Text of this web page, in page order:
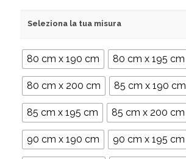
Seleziona la tua misura
80 cm x 190 cm 80 cm x 195 cm
80 cm x 200 cm 85 cm x 190 cm
85 cm x 195 cm 85 cm x 200 cm
90 cm x 190 cm 90 cm x 195 cm